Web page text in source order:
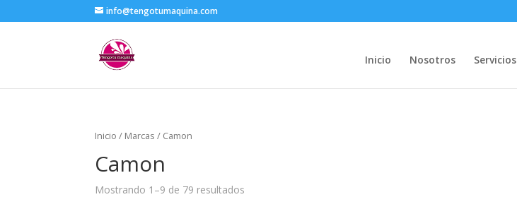
info@tengotumaquina.com
Inicio Nosotros Servicios
Inicio / Marcas / Camon
Camon
Mostrando 1–9 de 79 resultados